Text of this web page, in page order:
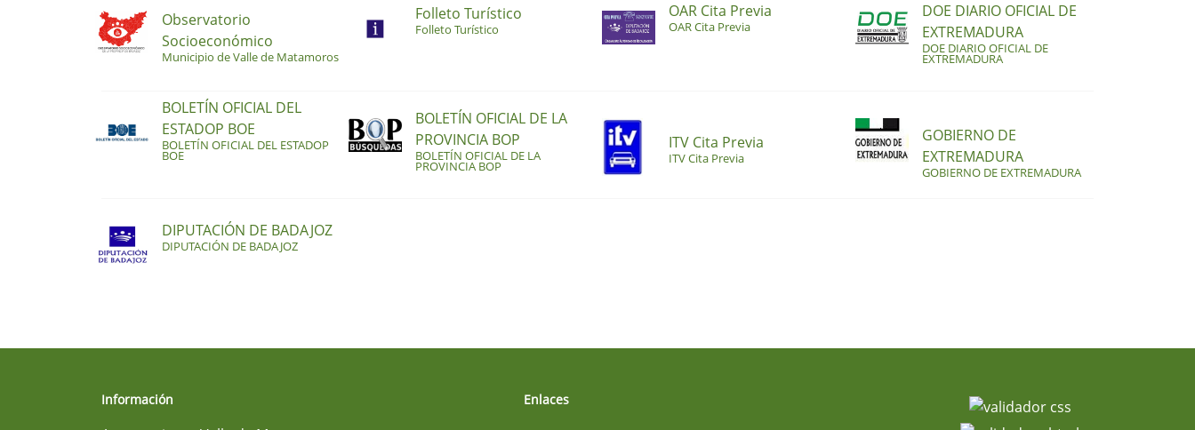
Observatorio
Socioeconómico
Municipio de Valle de Matamoros
Folleto Turístico
Folleto Turístico
OAR Cita Previa
OAR Cita Previa
DOE DIARIO OFICIAL DE
EXTREMADURA
DOE DIARIO OFICIAL DE
EXTREMADURA
BOLETÍN OFICIAL DEL
ESTADOP BOE
BOLETÍN OFICIAL DEL ESTADOP
BOE
BOLETÍN OFICIAL DE LA
PROVINCIA BOP
BOLETÍN OFICIAL DE LA
PROVINCIA BOP
ITV Cita Previa
ITV Cita Previa
GOBIERNO DE
EXTREMADURA
GOBIERNO DE EXTREMADURA
DIPUTACIÓN DE BADAJOZ
DIPUTACIÓN DE BADAJOZ
Información Enlaces